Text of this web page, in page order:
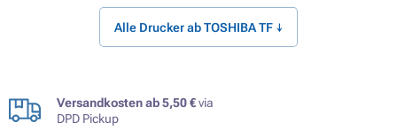
Alle Drucker ab TOSHIBA TF ↓
Versandkosten ab 5,50 €via
DPD Pickup